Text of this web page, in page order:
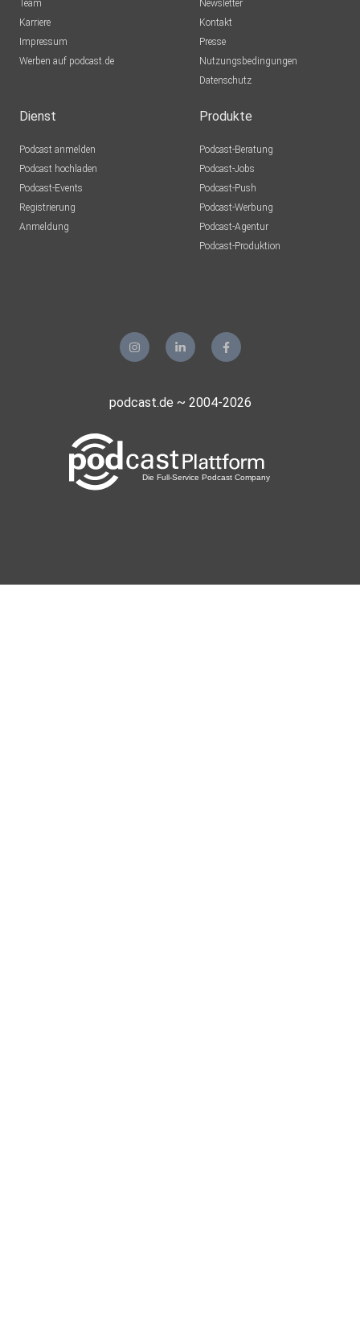
Team
Karriere
Impressum
Werben auf podcast.de
Newsletter
Kontakt
Presse
Nutzungsbedingungen
Datenschutz
Dienst
Podcast anmelden
Podcast hochladen
Podcast-Events
Registrierung
Anmeldung
Produkte
Podcast-Beratung
Podcast-Jobs
Podcast-Push
Podcast-Werbung
Podcast-Agentur
Podcast-Produktion
podcast.de ~ 2004-2026